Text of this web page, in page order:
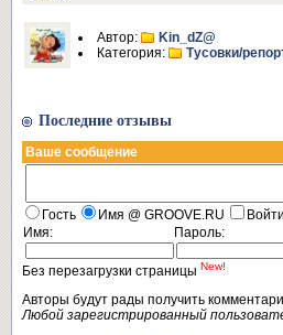
Автор:
Kin_dZ@
Категория:
Тусовки/
Последние отзывы
Ваше сообщение
Гость Имя @ GROOVE.RU
Имя:
Пароль:
Без перезагрузки страницы New!
Авторы будут рады получить
Любой зарегистрированный